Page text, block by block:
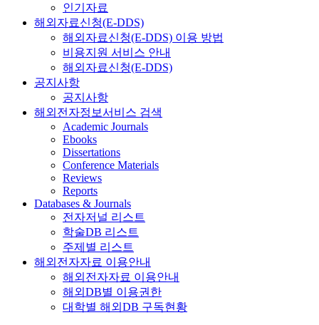
인기자료
해외자료신청(E-DDS)
해외자료신청(E-DDS) 이용 방법
비용지원 서비스 안내
해외자료신청(E-DDS)
공지사항
공지사항
해외전자정보서비스 검색
Academic Journals
Ebooks
Dissertations
Conference Materials
Reviews
Reports
Databases & Journals
전자저널 리스트
학술DB 리스트
주제별 리스트
해외전자자료 이용안내
해외전자자료 이용안내
해외DB별 이용권한
대학별 해외DB 구독현황